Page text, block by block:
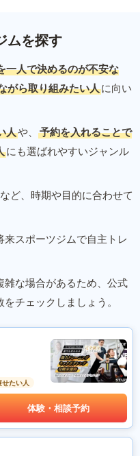
ムを探す
一人で決めるのが不安な
がら取り組みたい人に向い
人や、
予約を入れることで
にも選ばれやすいジャンル
など、時期や目的に合わせて
スポーツジムで自主トレ
な場合があるため、公式
チェックしましょう。
せたい人
体験・相談予約